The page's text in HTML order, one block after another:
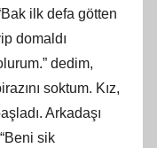
ilk defa götten
domaldı
dedim,
soktum. Kız,
Arkadaşı
sik